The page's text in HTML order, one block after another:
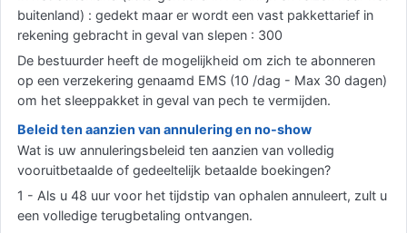
buitenland) : gedekt maar er wordt een vast pakkettarief in
rekening gebracht in geval van slepen : 300
De bestuurder heeft de mogelijkheid om zich te abonneren
op een verzekering genaamd EMS (10 /dag - Max 30 dagen)
om het sleeppakket in geval van pech te vermijden.
Beleid ten aanzien van annulering en no-show
Wat is uw annuleringsbeleid ten aanzien van volledig
vooruitbetaalde of gedeeltelijk betaalde boekingen?
1 - Als u 48 uur voor het tijdstip van ophalen annuleert, zult u
een volledige terugbetaling ontvangen.